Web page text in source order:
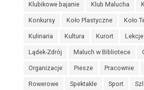
Klubikowe bajanie Klub Malucha
Konkursy Koło Plastyczne Koło
Kulinaria Kultura Kurort
Lądek-Zdrój Maluch w Bibliotece
Organizacje Piesze Pracownie
Rowerowe Spektakle Sport